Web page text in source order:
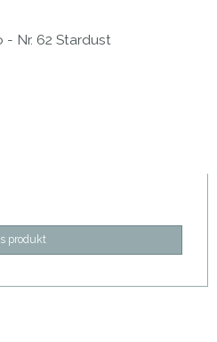
Nr. 62 Stardust
produkt